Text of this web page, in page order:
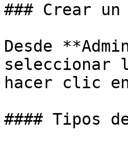
### Crear
Desde
seleccionar
hacer clic
#### Tipos